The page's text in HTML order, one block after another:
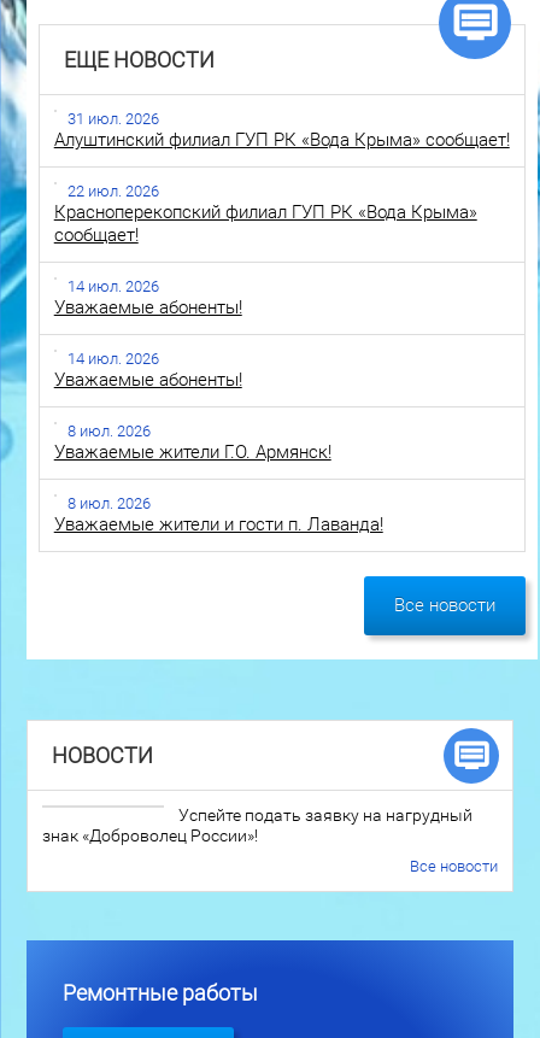
ЕЩЕ НОВОСТИ
31 июл. 2026
Алуштинский филиал ГУП РК «Вода Крыма» сообщает!
22 июл. 2026
Красноперекопский филиал ГУП РК «Вода Крыма»
сообщает!
14 июл. 2026
Уважаемые абоненты!
14 июл. 2026
Уважаемые абоненты!
8 июл. 2026
Уважаемые жители Г.О. Армянск!
8 июл. 2026
Уважаемые жители и гости п. Лаванда!
Все новости
НОВОСТИ
Успейте подать заявку на нагрудный
знак «Доброволец России»!
Все новости
Ремонтные работы